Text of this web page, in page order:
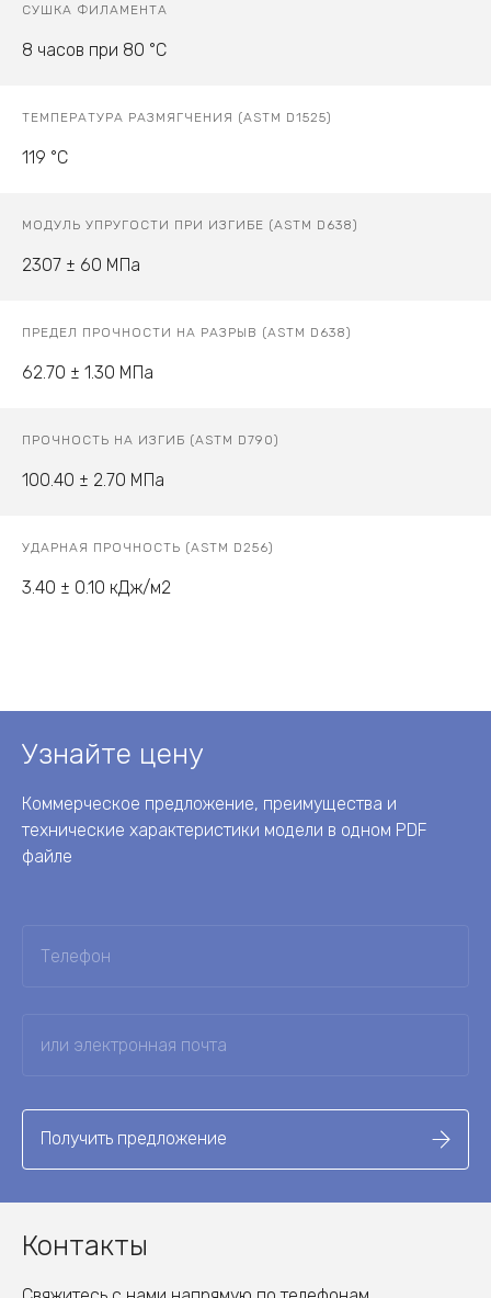
СУШКА ФИЛАМЕНТА
8 часов при 80 °C
ТЕМПЕРАТУРА РАЗМЯГЧЕНИЯ (ASTM D1525)
119 °C
МОДУЛЬ УПРУГОСТИ ПРИ ИЗГИБЕ (ASTM D638)
2307 ± 60 МПа
ПРЕДЕЛ ПРОЧНОСТИ НА РАЗРЫВ (ASTM D638)
62.70 ± 1.30 МПа
ПРОЧНОСТЬ НА ИЗГИБ (ASTM D790)
100.40 ± 2.70 МПa
УДАРНАЯ ПРОЧНОСТЬ (ASTM D256)
3.40 ± 0.10 кДж/м2
Узнайте цену
Коммерческое предложение, преимущества и
технические характеристики модели в одном PDF
файле
Получить предложение
Контакты